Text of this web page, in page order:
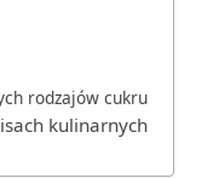
rodzajów cukru
kulinarnych